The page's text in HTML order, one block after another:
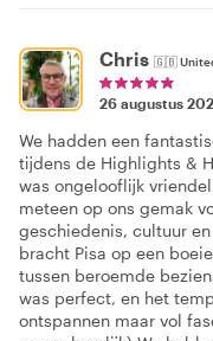
Chris 🇬🇧
26 augustus
We hadden een
tijdens de Highlights &
was ongelooflijk
meteen op ons gemak
geschiedenis, cultuur
bracht Pisa op een
tussen beroemde
was perfect, en het
ontspannen maar vol